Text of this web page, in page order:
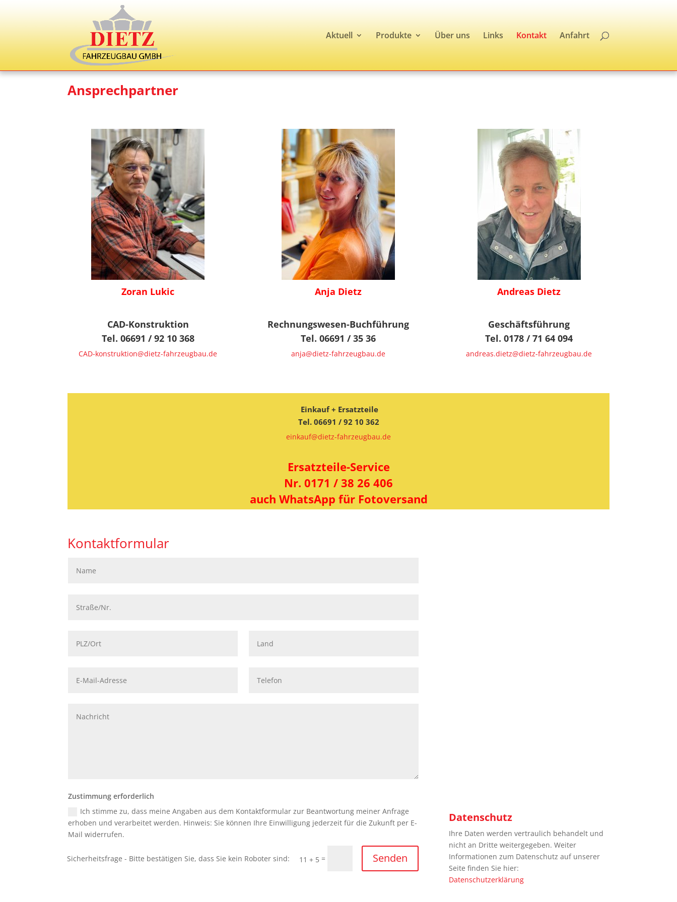
Aktuell Produkte Über uns Links Kontakt Anfahrt
Ansprechpartner
Zoran Lukic
CAD-Konstruktion
Tel. 06691 / 92 10 368
CAD-konstruktion@dietz-fahrzeugbau.de
Anja Dietz
Rechnungswesen-Buchführung
Tel. 06691 / 35 36
anja@dietz-fahrzeugbau.de
Andreas Dietz
Geschäftsführung
Tel. 0178 / 71 64 094
andreas.dietz@dietz-fahrzeugbau.de
Einkauf + Ersatzteile
Tel. 06691 / 92 10 362
einkauf@dietz-fahrzeugbau.de
Ersatzteile-Service
Nr. 0171 / 38 26 406
auch WhatsApp für Fotoversand
Kontaktformular
Zustimmung erforderlich
Ich stimme zu, dass meine Angaben aus dem Kontaktformular zur Beantwortung meiner Anfrage
erhoben und verarbeitet werden. Hinweis: Sie können Ihre Einwilligung jederzeit für die Zukunft per E-
Mail widerrufen.
11 + 5 = Senden
Datenschutz
Ihre Daten werden vertraulich behandelt und
nicht an Dritte weitergegeben. Weiter
Informationen zum Datenschutz auf unserer
Seite finden Sie hier:
Datenschutzerklärung